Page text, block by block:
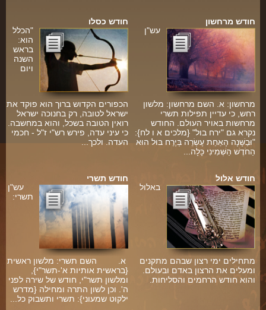
קבלת קהל
חנות ספרים
מאמרים
פרשת השבוע
מעגל השנה
הבעל שם-טוב
חודש כסלו
"הכלל
הוא:
בראש
השנה
ויום
הכפורים הקדוש ברוך הוא פוקד את
ישראל לטובה, רק בחנוכה ישראל
רואין הטובה בשכל, והוא במחשבה.
כי עיני עדה, פירש רש"י ז"ל - חכמי
העדה. ולכך...
חודש מרחשון
עש"ן
מרחשון: א. השם מרחשון: מלשון
רחש, כי עדיין תפילות תשרי
מרחשות באויר העולם. החודש
נקרא גם "ירח בול" {מלכים א ו לח}:
"וּבַשָּׁנָה הָאַחַת עֶשְׂרֵה בְּיֶרַח בּוּל הוּא
הַחֹדֶשׁ הַשְּׁמִינִי כָּלָה...
חודש תשרי
עש"ן
תשרי:
א. השם תשרי: מלשון ראשית
{בראשית אותיות א'-תשר"י},
ומלשון תשר"י, חודש של שירה לפני
ה'. וכן לשון התרה ומחילה {מדרש
ילקוט שמעוני}: תשרי ותשבוק כל...
חודש אלול
באלול
מתחילים ימי רצון שבהם מתקנים
ומעלים את הרצון באדם ובעולם.
והוא חודש הרחמים והסליחות.